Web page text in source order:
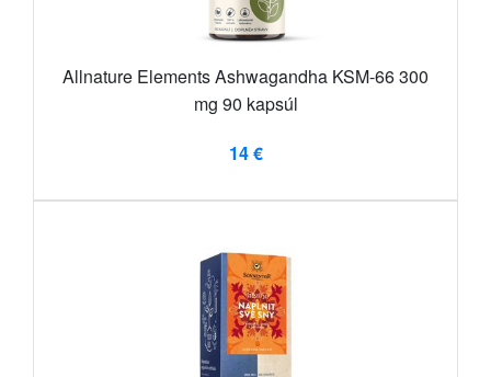
Allnature Elements Ashwagandha KSM-66 300
mg 90 kapsúl
14 €